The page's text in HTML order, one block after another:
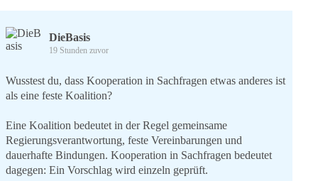
DieBasis
19 Stunden zuvor
Wusstest du, dass Kooperation in Sachfragen etwas anderes ist
als eine feste Koalition?
Eine Koalition bedeutet in der Regel gemeinsame
Regierungsverantwortung, feste Vereinbarungen und
dauerhafte Bindungen. Kooperation in Sachfragen bedeutet
dagegen: Ein Vorschlag wird einzeln geprüft.